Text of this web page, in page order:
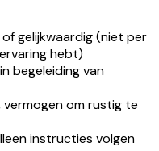
gelijkwaardig (niet per
hebt)
begeleiding van
om rustig te
instructies volgen